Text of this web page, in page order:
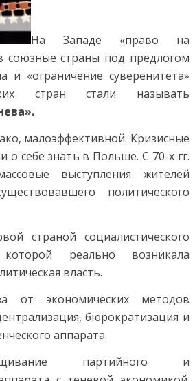
На Западе «право на
союзные страны под предлогом
и «ограничение суверенитета»
стран стали называть
малоэффективной. Кризисные
о себе знать в Польше. С 70-х гг.
выступления жителей
политического
страной социалистического
реально возникала
власть.
от экономических методов
бюрократизация и
аппарата.
партийного и